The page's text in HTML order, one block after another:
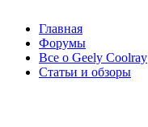
Главная
Форумы
Все о Geely Coolray
Статьи и обзоры